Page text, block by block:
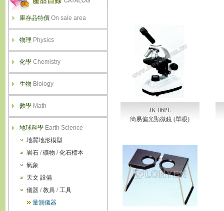
庫存品特價 On sale area
物理 Physics
化學 Chemistry
生物 Biology
數學 Math
地球科學 Earth Science
地質地形模型
岩石 / 礦物 / 化石標本
氣象
天文 設備
儀器 / 教具 / 工具
量測儀器
JK-06PL
簡易偏光顯微鏡 (單眼)